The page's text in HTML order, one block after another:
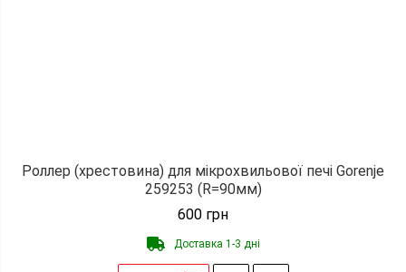
Роллер (хрестовина) для мікрохвильової печі Gorenje
259253 (R=90мм)
600 грн
Доставка 1-3 дні